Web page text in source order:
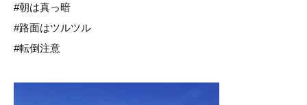
#朝は真っ暗
#路面はツルツル
#転倒注意